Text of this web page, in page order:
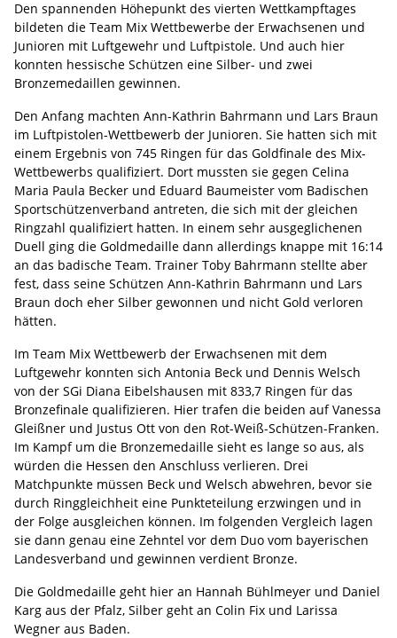
Den spannenden Höhepunkt des vierten Wettkampftages
bildeten die Team Mix Wettbewerbe der Erwachsenen und
Junioren mit Luftgewehr und Luftpistole. Und auch hier
konnten hessische Schützen eine Silber- und zwei
Bronzemedaillen gewinnen.
Den Anfang machten Ann-Kathrin Bahrmann und Lars Braun
im Luftpistolen-Wettbewerb der Junioren. Sie hatten sich mit
einem Ergebnis von 745 Ringen für das Goldfinale des Mix-
Wettbewerbs qualifiziert. Dort mussten sie gegen Celina
Maria Paula Becker und Eduard Baumeister vom Badischen
Sportschützenverband antreten, die sich mit der gleichen
Ringzahl qualifiziert hatten. In einem sehr ausgeglichenen
Duell ging die Goldmedaille dann allerdings knappe mit 16:14
an das badische Team. Trainer Toby Bahrmann stellte aber
fest, dass seine Schützen Ann-Kathrin Bahrmann und Lars
Braun doch eher Silber gewonnen und nicht Gold verloren
hätten.
Im Team Mix Wettbewerb der Erwachsenen mit dem
Luftgewehr konnten sich Antonia Beck und Dennis Welsch
von der SGi Diana Eibelshausen mit 833,7 Ringen für das
Bronzefinale qualifizieren. Hier trafen die beiden auf Vanessa
Gleißner und Justus Ott von den Rot-Weiß-Schützen-Franken.
Im Kampf um die Bronzemedaille sieht es lange so aus, als
würden die Hessen den Anschluss verlieren. Drei
Matchpunkte müssen Beck und Welsch abwehren, bevor sie
durch Ringgleichheit eine Punkteteilung erzwingen und in
der Folge ausgleichen können. Im folgenden Vergleich lagen
sie dann genau eine Zehntel vor dem Duo vom bayerischen
Landesverband und gewinnen verdient Bronze.
Die Goldmedaille geht hier an Hannah Bühlmeyer und Daniel
Karg aus der Pfalz, Silber geht an Colin Fix und Larissa
Wegner aus Baden.